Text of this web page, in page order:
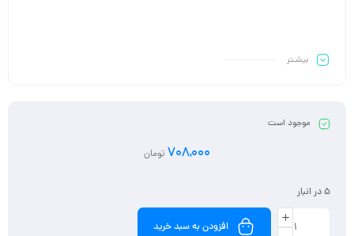
بیشـتر
موجود است
708,000 تومان
5 در انبار
افزودن به سبد خرید